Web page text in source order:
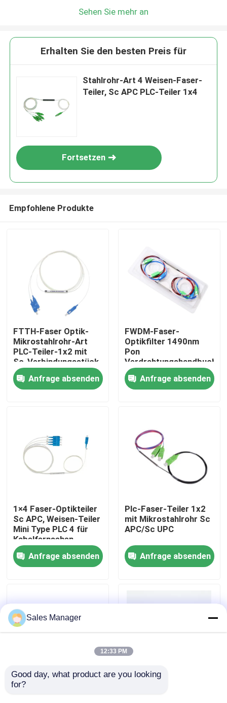
Produkte
Videos
VR Show
Über uns
Fabrik Tour
Qualitätskontrolle
Referenzen
Sehen Sie mehr an
Erhalten Sie den besten Preis für
Stahlrohr-Art 4 Weisen-Faser-
Teiler, Sc APC PLC-Teiler 1x4
Fortsetzen
Empfohlene Produkte
FTTH-Faser Optik-
Mikrostahlrohr-Art
PLC-Teiler-1x2 mit
Sc-Verbindungsstück
Anfrage absenden
FWDM-Faser-
Optikfilter 1490nm
Pon
Verdrahtungshandbuch
mit Hafen Tx1550nm
CATVAnfrage absenden
1×4 Faser-Optikteiler
Sc APC, Weisen-Teiler
Mini Type PLC 4 für
Kabelfernsehen
Anfrage absenden
Plc-Faser-Teiler 1x2
mit Mikrostahlrohr Sc
APC/Sc UPC
Anfrage absenden
Stahlrohr 1x4 PLC-
Sales Manager
12:33 PM
Good day, what product are you looking
for?